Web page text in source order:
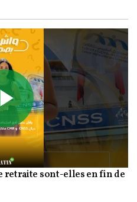
Play
Video
retraite sont-elles en fin de